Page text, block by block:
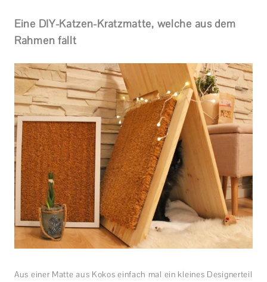
Eine DIY-Katzen-Kratzmatte, welche aus dem
Rahmen fällt
Aus einer Matte aus Kokos einfach mal ein kleines Designerteil